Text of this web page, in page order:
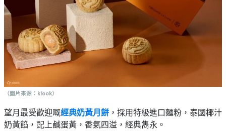
（圖片來源：klook）
望月最受歡迎嘅經典奶黃月餅 ，採用特級進口麵粉，泰國椰汁
奶黃餡，配上鹹蛋黃，香氣四溢，經典雋永。